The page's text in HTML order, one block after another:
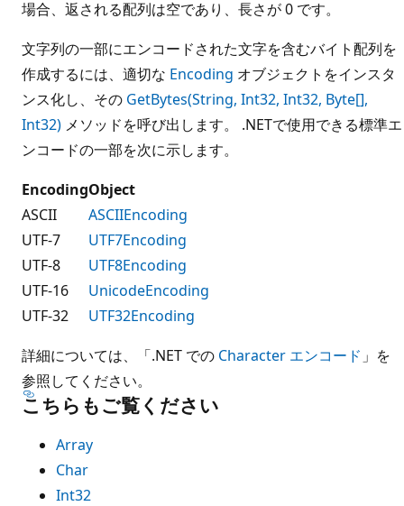
場合、返される配列は空であり、長さが 0 です。
文字列の一部にエンコードされた文字を含むバイト配列を
作成するには、適切な Encoding オブジェクトをインスタ
ンス化し、その GetBytes(String, Int32, Int32, Byte[],
Int32) メソッドを呼び出します。 .NETで使用できる標準エ
ンコードの一部を次に示します。
EncodingObject
ASCII
ASCIIEncoding
UTF-7
UTF7Encoding
UTF-8
UTF8Encoding
UTF-16
UnicodeEncoding
UTF-32
UTF32Encoding
詳細については、「.NET での Character エンコード 」を
参照してください。
こちらもご覧ください
Array
Char
Int32